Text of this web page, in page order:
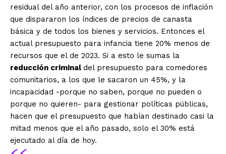
residual del año anterior, con los procesos de inflación
que dispararon los índices de precios de canasta
básica y de todos los bienes y servicios. Entonces el
actual presupuesto para infancia tiene 20% menos de
recursos que el de 2023. Si a esto le sumas la
reducción criminal del presupuesto para comedores
comunitarios, a los que le sacaron un 45%, y la
incapacidad -porque no saben, porque no pueden o
porque no quieren- para gestionar políticas públicas,
hacen que el presupuesto que habían destinado casi la
mitad menos que el año pasado, solo el 30% está
ejecutado al día de hoy.